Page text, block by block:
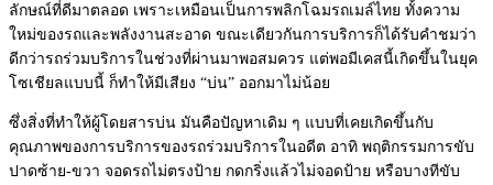
ลักษณ์ที่ดีมาตลอด เพราะเหมือนเป็นการพลิกโฉมรถเมล์ไทย ทั้งความ
ใหม่ของรถและพลังงานสะอาด ขณะเดียวกันการบริการก็ได้รับคำชมว่า
ดีกว่ารถร่วมบริการในช่วงที่ผ่านมาพอสมควร แต่พอมีเคสนี้เกิดขึ้นในยุค
โซเชียลแบบนี้ ก็ทำให้มีเสียง “บ่น” ออกมาไม่น้อย
ซึ่งสิ่งที่ทำให้ผู้โดยสารบ่น มันคือปัญหาเดิม ๆ แบบที่เคยเกิดขึ้นกับ
คุณภาพของการบริการของรถร่วมบริการในอดีต อาทิ พฤติกรรมการขับ
ปาดซ้าย-ขวา จอดรถไม่ตรงป้าย กดกริ่งแล้วไม่จอดป้าย หรือบางทีขับ